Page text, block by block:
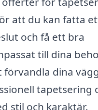
att du kan fatta
och få ett bra
till dina
dina
tapetsering
stil och karaktär.